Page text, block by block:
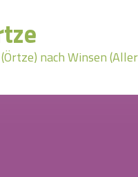
nach Winsen